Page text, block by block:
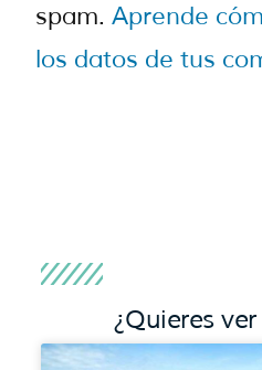
spam. Aprende
los datos de tus
¿Quieres